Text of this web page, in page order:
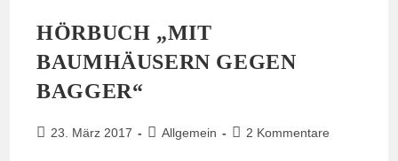
Uhr)
HÖRBUCH „MIT
BAUMHÄUSERN GEGEN
BAGGER“
Beitrag
23. März 2017
Beitrags-
Allgemein
Beitrags-
2 Kommentare